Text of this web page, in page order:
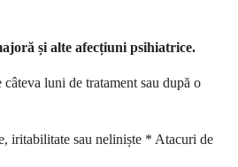
și alte afecțiuni psihiatrice.
luni de tratament sau după o
iritabilitate sau neliniște * Atacuri de